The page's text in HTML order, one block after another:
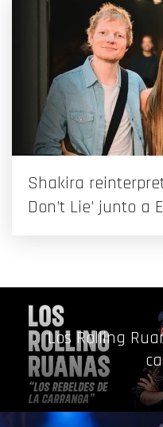
Shakira
Don’t Lie’ junto a
Los Rolling